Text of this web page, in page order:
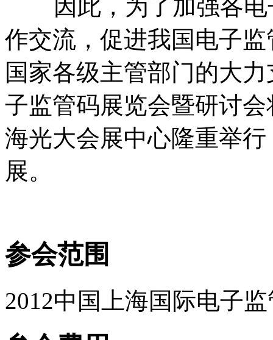
因此，为了加强各电
作交流，促进我国电子
国家各级主管部门的大
子监管码展览会暨研讨
海光大会展中心隆重举
展。
参会范围
2012中国上海国际电子